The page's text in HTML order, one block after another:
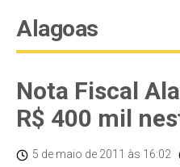
Alagoas
Nota Fiscal
R$ 400 mil
5 de maio de 2011 às 16:02